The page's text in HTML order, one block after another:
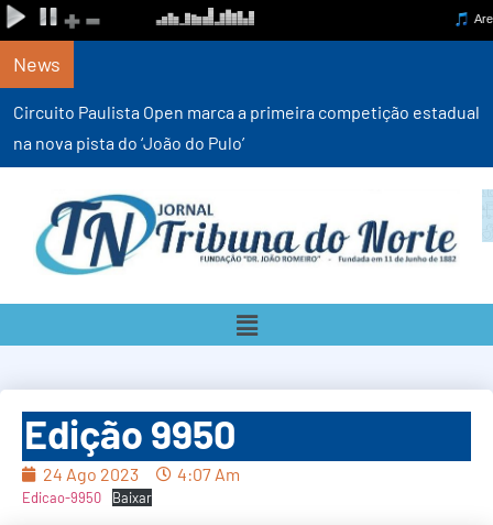
News
Circuito Paulista Open marca a primeira competição estadual
na nova pista do ‘João do Pulo’
Edição 9950
24 Ago 2023 4:07 Am
Edicao-9950 Baixar